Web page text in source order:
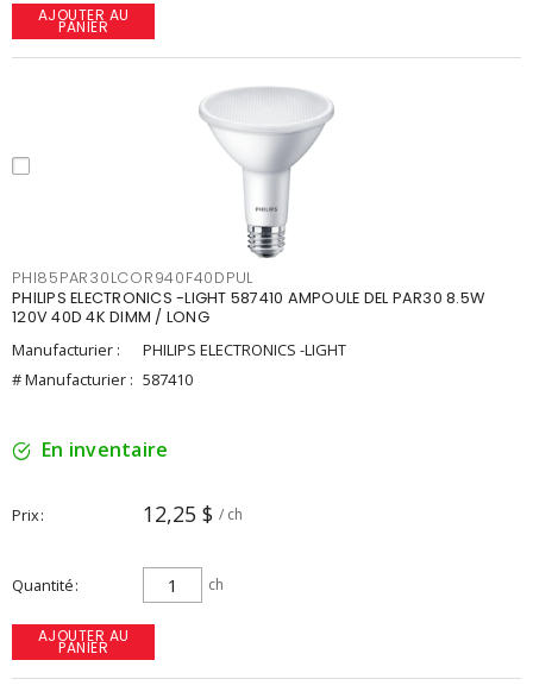
AJOUTER AU
PANIER
PHI85PAR30LCOR940F40DPUL
PHILIPS ELECTRONICS -LIGHT 587410 AMPOULE DEL PAR30 8.5W
120V 40D 4K DIMM / LONG
Manufacturier :
PHILIPS ELECTRONICS -LIGHT
# Manufacturier : 587410
En inventaire
Prix 12,25 $ / ch
Quantité ch
AJOUTER AU
PANIER